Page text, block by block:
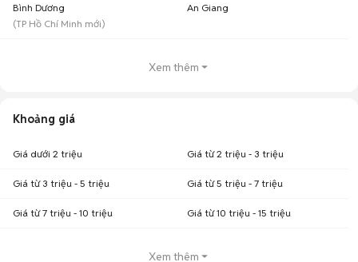
Bình Dương
(TP Hồ Chí Minh mới)
An Giang
Xem thêm
Khoảng giá
Giá dưới 2 triệu Giá từ 2 triệu - 3 triệu
Giá từ 3 triệu - 5 triệu Giá từ 5 triệu - 7 triệu
Giá từ 7 triệu - 10 triệu Giá từ 10 triệu - 15 triệu
Xem thêm